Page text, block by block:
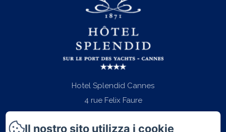
Hotel Splendid Cannes
4 rue Felix Faure
Telefono: +33 (0)4 97 06 22 22
Il nostro sito utilizza i cookie